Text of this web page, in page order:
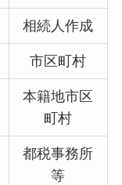
相続人作成
市区町村
本籍地市区
町村
都税事務所
等